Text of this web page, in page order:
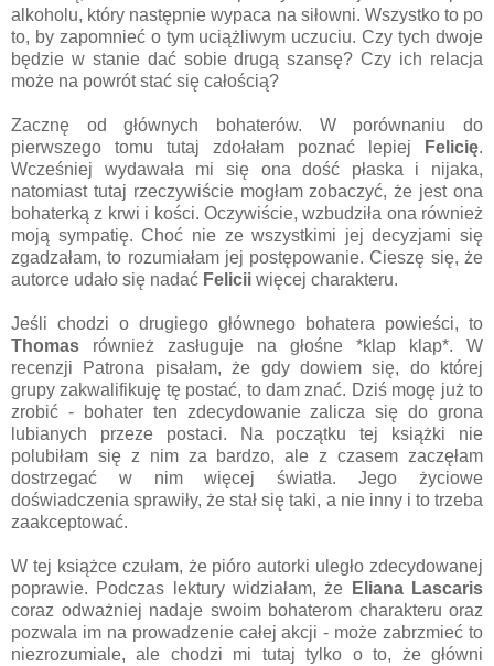
alkoholu, który następnie wypaca na siłowni. Wszystko to po
to, by zapomnieć o tym uciążliwym uczuciu. Czy tych dwoje
będzie w stanie dać sobie drugą szansę? Czy ich relacja
może na powrót stać się całością?
Zacznę od głównych bohaterów. W porównaniu do
pierwszego tomu tutaj zdołałam poznać lepiej
Felicię.
Wcześniej wydawała mi się ona dość płaska i nijaka,
natomiast tutaj rzeczywiście mogłam zobaczyć, że jest ona
bohaterką z krwi i kości. Oczywiście, wzbudziła ona również
moją sympatię. Choć nie ze wszystkimi jej decyzjami się
zgadzałam, to rozumiałam jej postępowanie. Cieszę się, że
autorce udało się nadać Felicii więcej charakteru.
Jeśli chodzi o drugiego głównego bohatera powieści, to
Thomas również zasługuje na głośne *klap klap*. W
recenzji Patrona pisałam, że gdy dowiem się, do której
grupy zakwalifikuję tę postać, to dam znać. Dziś mogę już to
zrobić - bohater ten zdecydowanie zalicza się do grona
lubianych przeze postaci. Na początku tej książki nie
polubiłam się z nim za bardzo, ale z czasem zaczęłam
dostrzegać w nim więcej światła. Jego życiowe
doświadczenia sprawiły, że stał się taki, a nie inny i to trzeba
zaakceptować.
W tej książce czułam, że pióro autorki uległo zdecydowanej
poprawie. Podczas lektury widziałam, że
Eliana Lascaris
coraz odważniej nadaje swoim bohaterom charakteru oraz
pozwala im na prowadzenie całej akcji - może zabrzmieć to
niezrozumiale, ale chodzi mi tutaj tylko o to, że główni